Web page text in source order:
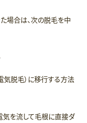
場合は、次の脱毛を中
気脱毛）に移行する方法
気を流して毛根に直接ダ